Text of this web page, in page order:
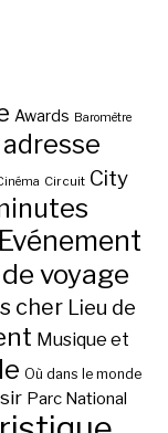
Awards Baromètre
Circuit City
Evénement
voyage
cher Lieu de
Musique et
Où dans le monde
Parc National